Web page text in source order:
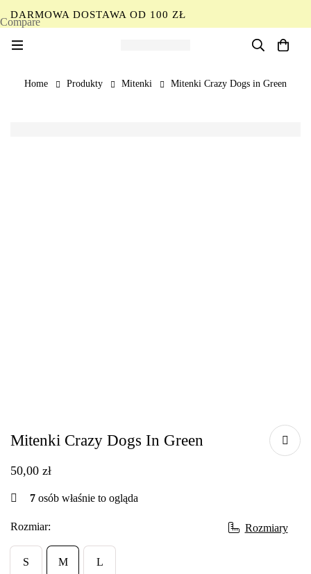
DARMOWA DOSTAWA OD 100 ZŁ
Home Produkty Mitenki Mitenki Crazy Dogs in Green
Mitenki Crazy Dogs In Green
50,00 zł
Rozmiary
7 osób właśnie to ogląda
Rozmiar:
S M L
Compare